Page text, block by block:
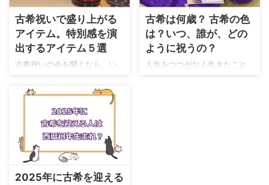
さん、古希おめでとうござい
ます。 古希のお祝いにお父さ
んが欲しがっていた○○を送り
ます。 正月に家族で帰省する
のを楽しみにしていますね。
いつまでも元気でお母さんと
い。 つつがなく古希を迎えら
れたことを心よりお祝い申し
上げます。 平素 ...
て、古希のお祝いをしている
ようです。 古希祝いをどうし
よう・・・って悩んでいる
方、参考にしてみて下さい。
古希祝いで盛り上がる
アイテム。特別感を演
出するアイテム５選
古希祝いの会を開くなら、い
い祝宴だったと喜んでもらい
たいもの。 お祝いする気持ち
だけで十分に喜んでもらえま
すが、事前に古希アイテムを
用意しておくと祝宴がさらに
盛り上がります。 ここでは、
古希祝いの会で使うと評判の
よいアイテムをご紹介しま
す。 古希祝いで盛りあがるア
古希は何歳？ 古希の色
は？いつ、誰が、どの
ように祝うの？
人生をつつがなく生きたこと
を祝福し、お世話になったこ
2025年に古希を迎える